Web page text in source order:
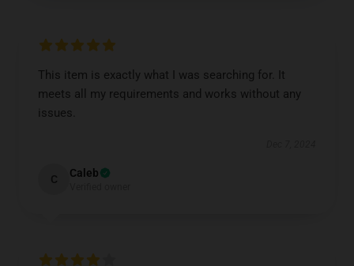
This item is exactly what I was searching for. It
meets all my requirements and works without any
issues.
C Caleb